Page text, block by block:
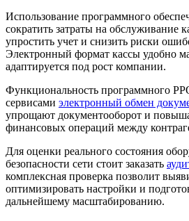
Использование программного
сократить затраты на обслуживание
упростить учет и снизить риски
Электронный формат кассы удобно
адаптируется под рост компании.
Функциональность программного
сервисами электронный обмен
упрощают документооборот и
финансовых операций между
Для оценки реального состояния
безопасности сети стоит заказать
комплексная проверка позволит
оптимизировать настройки и
дальнейшему масштабированию.